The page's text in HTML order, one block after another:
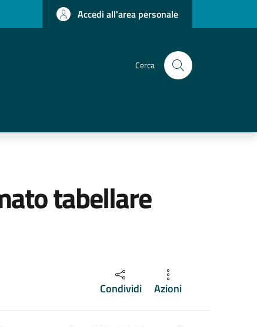
Accedi all'area personale
Cerca
tabellare
Condividi
Azioni